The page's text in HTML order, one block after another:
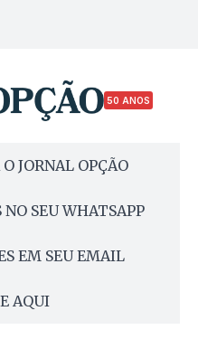
50 ANOS
JORNAL OPÇÃO
SEU WHATSAPP
EM SEU EMAIL
AQUI